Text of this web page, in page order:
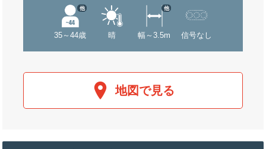
35～44歳
他
晴 幅～3.5m
他
信号なし
地図で見る